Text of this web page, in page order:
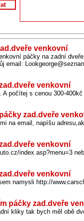
venkovní
páčky na zadní
email:
venkovní
počítej s cenou 300-
zad.dveře
na email, napíšu
venkovní
index.asp?menu=3
venkovní
namysli http://
páčky zad.dveře
kliky tak bych měl obě